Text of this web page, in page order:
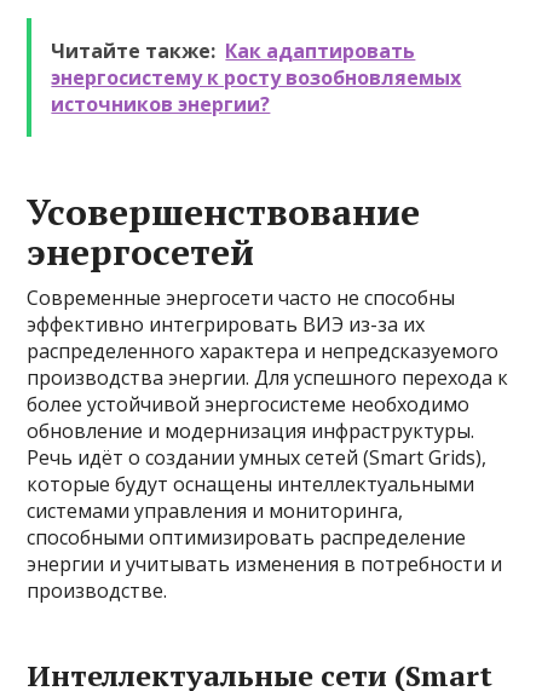
Читайте также: Как адаптировать
энергосистему к росту возобновляемых
источников энергии?
Усовершенствование
энергосетей
Современные энергосети часто не способны
эффективно интегрировать ВИЭ из-за их
распределенного характера и непредсказуемого
производства энергии. Для успешного перехода к
более устойчивой энергосистеме необходимо
обновление и модернизация инфраструктуры.
Речь идёт о создании умных сетей (Smart Grids),
которые будут оснащены интеллектуальными
системами управления и мониторинга,
способными оптимизировать распределение
энергии и учитывать изменения в потребности и
производстве.
Интеллектуальные сети (Smart